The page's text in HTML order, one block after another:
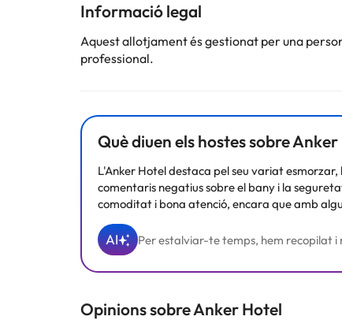
per part de l'allotjament. Si tens dubtes,
Informació legal
Aquest allotjament és gestionat per una
professional.
Què diuen els hostes sobre
L'Anker Hotel destaca pel seu variat
comentaris negatius sobre el bany i la
comoditat i bona atenció, encara que amb
AI Per estalviar-te temps, hem recopilat i
Opinions sobre Anker Hotel